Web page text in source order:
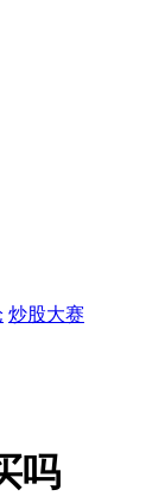
炒股大赛
吗